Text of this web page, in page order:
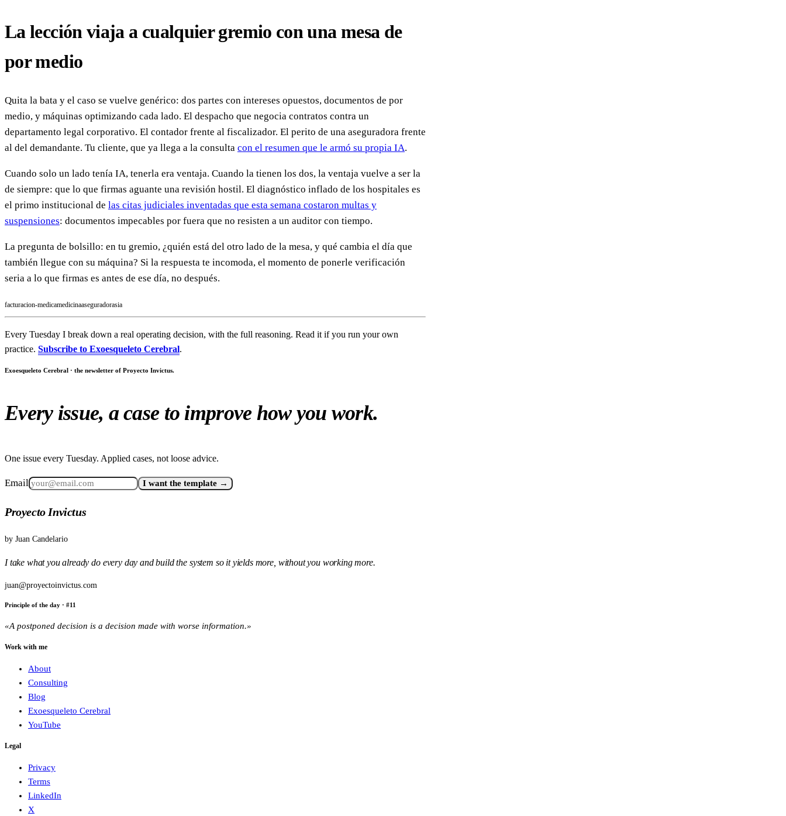
La lección viaja a cualquier gremio con una mesa de
por medio
Quita la bata y el caso se vuelve genérico: dos partes con intereses opuestos, documentos de por
medio, y máquinas optimizando cada lado. El despacho que negocia contratos contra un
departamento legal corporativo. El contador frente al fiscalizador. El perito de una aseguradora frente
al del demandante. Tu cliente, que ya llega a la consulta con el resumen que le armó su propia IA.
Cuando solo un lado tenía IA, tenerla era ventaja. Cuando la tienen los dos, la ventaja vuelve a ser la
de siempre: que lo que firmas aguante una revisión hostil. El diagnóstico inflado de los hospitales es
el primo institucional de las citas judiciales inventadas que esta semana costaron multas y
suspensiones: documentos impecables por fuera que no resisten a un auditor con tiempo.
La pregunta de bolsillo: en tu gremio, ¿quién está del otro lado de la mesa, y qué cambia el día que
también llegue con su máquina? Si la respuesta te incomoda, el momento de ponerle verificación
seria a lo que firmas es antes de ese día, no después.
facturacion-medicamedicinaaseguradorasia
Every Tuesday I break down a real operating decision, with the full reasoning. Read it if you run your own
practice. Subscribe to Exoesqueleto Cerebral.
Exoesqueleto Cerebral · the newsletter of Proyecto Invictus.
Every issue, a case to improve how you work.
One issue every Tuesday. Applied cases, not loose advice.
Email I want the template →
Proyecto Invictus
by Juan Candelario
I take what you already do every day and build the system so it yields more, without you working more.
juan@proyectoinvictus.com
Principle of the day · #11
«A postponed decision is a decision made with worse information.»
Work with me
About
Consulting
Blog
Exoesqueleto Cerebral
YouTube
Legal
Privacy
Terms
LinkedIn
X